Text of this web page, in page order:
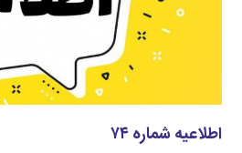
اطلاعیه شماره ۷۴